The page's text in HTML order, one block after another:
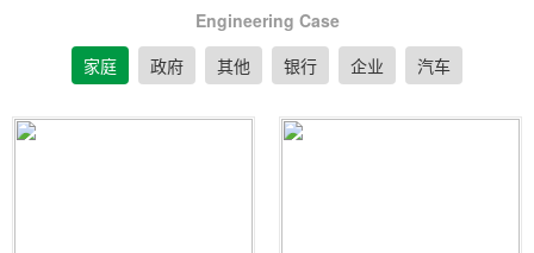
Engineering Case
家庭
政府 其他 银行 企业 汽车